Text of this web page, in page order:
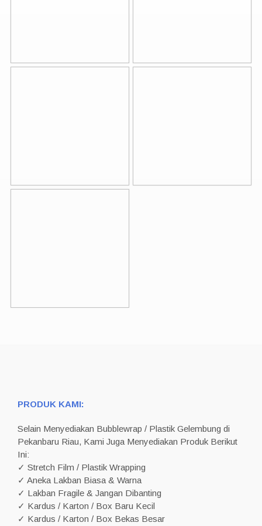
PRODUK KAMI:
Selain Menyediakan Bubblewrap / Plastik Gelembung di
Pekanbaru Riau, Kami Juga Menyediakan Produk Berikut
Ini:
✓ Stretch Film / Plastik Wrapping
✓ Aneka Lakban Biasa & Warna
✓ Lakban Fragile & Jangan Dibanting
✓ Kardus / Karton / Box Baru Kecil
✓ Kardus / Karton / Box Bekas Besar